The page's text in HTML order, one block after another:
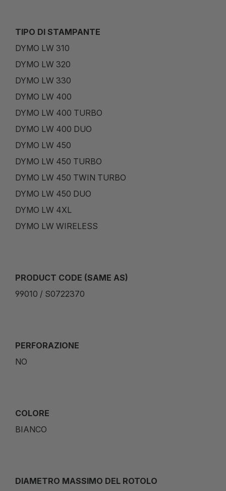
TIPO DI STAMPANTE
DYMO LW 310
DYMO LW 320
DYMO LW 330
DYMO LW 400
DYMO LW 400 TURBO
DYMO LW 400 DUO
DYMO LW 450
DYMO LW 450 TURBO
DYMO LW 450 TWIN TURBO
DYMO LW 450 DUO
DYMO LW 4XL
DYMO LW WIRELESS
PRODUCT CODE (SAME AS)
99010 / S0722370
PERFORAZIONE
NO
COLORE
BIANCO
DIAMETRO MASSIMO DEL ROTOLO